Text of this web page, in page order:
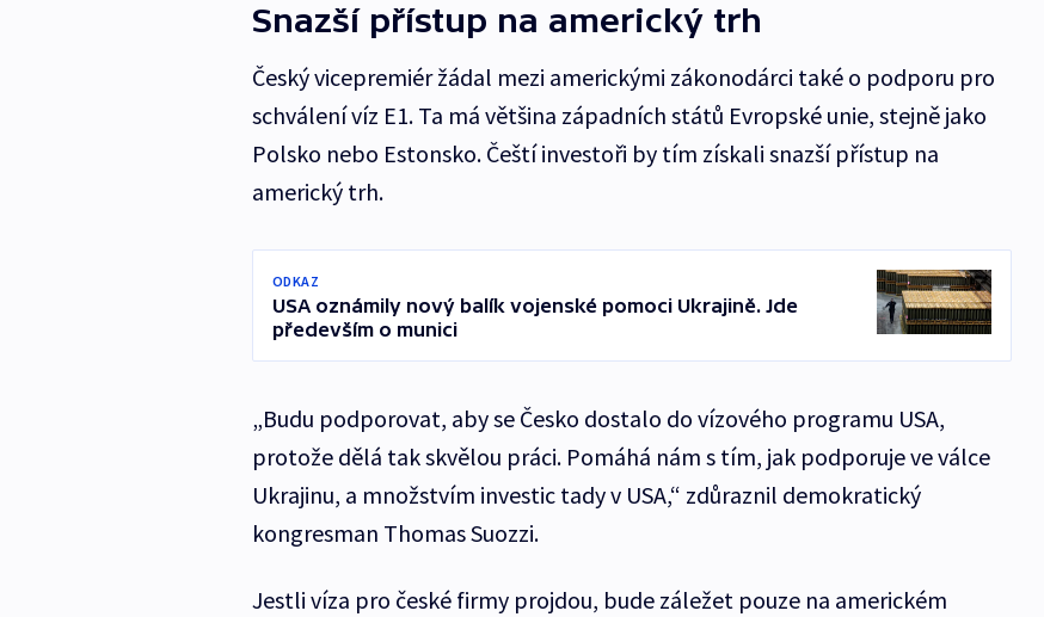
Snazší přístup na americký trh
Český vicepremiér žádal mezi americkými zákonodárci také o podporu pro
schválení víz E1. Ta má většina západních států Evropské unie, stejně jako
Polsko nebo Estonsko. Čeští investoři by tím získali snazší přístup na
americký trh.
ODKAZ
USA oznámily nový balík vojenské pomoci Ukrajině. Jde
především o munici
„Budu podporovat, aby se Česko dostalo do vízového programu USA,
protože dělá tak skvělou práci. Pomáhá nám s tím, jak podporuje ve válce
Ukrajinu, a množstvím investic tady v USA,“ zdůraznil demokratický
kongresman Thomas Suozzi.
Jestli víza pro české firmy projdou, bude záležet pouze na americkém